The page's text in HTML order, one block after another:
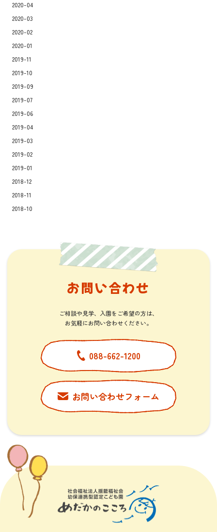
2020-04
2020-03
2020-02
2020-01
2019-11
2019-10
2019-09
2019-07
2019-06
2019-04
2019-03
2019-02
2019-01
2018-12
2018-11
2018-10
お問い合わせ
ご相談や見学、入園をご希望の方は、
​​​​​​​お気軽にお問い合わせください。
088-662-1200
お問い合わせフォーム